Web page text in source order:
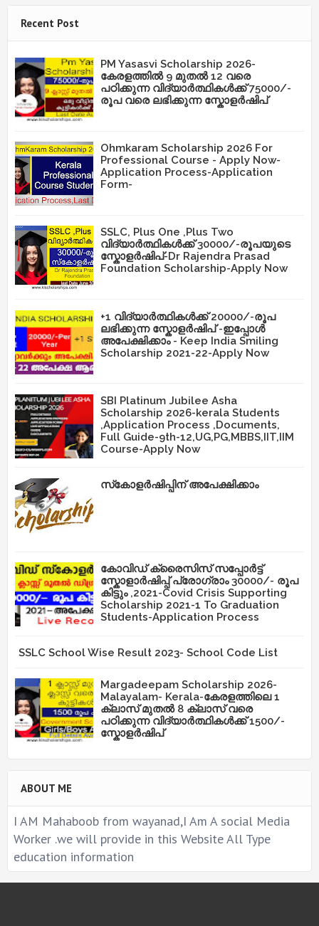
Recent Post
PM Yasasvi Scholarship 2026-
കേരളത്തിൽ 9 മുതൽ 12 വരെ
പഠിക്കുന്ന വിദ്യാർത്ഥികൾക്ക് 75000/-
രൂപ വരെ ലഭിക്കുന്ന സ്കോളർഷിപ്
Ohmkaram Scholarship 2026 For
Professional Course - Apply Now-
Application Process-Application
Form-
SSLC, Plus One ,Plus Two
വിദ്യാർത്ഥികൾക്ക് 30000/-രൂപയുടെ
സ്കോളർഷിപ്-Dr Rajendra Prasad
Foundation Scholarship-Apply Now
+1 വിദ്യാർത്ഥികൾക്ക് 20000/-രൂപ
ലഭിക്കുന്ന സ്കോളർഷിപ് -ഇപ്പോൾ
അപേക്ഷിക്കാം - Keep India Smiling
Scholarship 2021-22-Apply Now
SBI Platinum Jubilee Asha
Scholarship 2026-kerala Students
,Application Process ,Documents,
Full Guide-9th-12,UG,PG,MBBS,IIT,IIM
Course-Apply Now
സ്‌കോളർഷിപ്പിന് അപേക്ഷിക്കാം
കോവിഡ് ക്രൈസിസ് സപ്പോർട്ട്
സ്കോളാർഷിപ്പ് പ്രോഗ്രാം 30000/- രൂപ
കിട്ടും ,2021-Covid Crisis Supporting
Scholarship 2021-1 To Graduation
Students-Application Process
SSLC School Wise Result 2023- School Code List
Margadeepam Scholarship 2026-
Malayalam- Kerala-കേരളത്തിലെ 1
ക്ലാസ് മുതൽ 8 ക്ലാസ് വരെ
പഠിക്കുന്ന വിദ്യാർത്ഥികൾക്ക് 1500/-
സ്കോളർഷിപ്
ABOUT ME
I AM Mahaboob from wayanad,I Am A social Media
Worker .we will provide in this Website All Type
education information